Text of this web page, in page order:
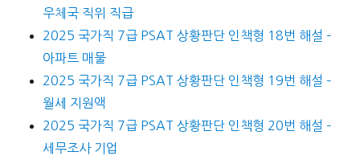
우체국 직위 직급
2025 국가직 7급 PSAT 상황판단 인책형 18번 해설 –
아파트 매물
2025 국가직 7급 PSAT 상황판단 인책형 19번 해설 –
월세 지원액
2025 국가직 7급 PSAT 상황판단 인책형 20번 해설 –
세무조사 기업